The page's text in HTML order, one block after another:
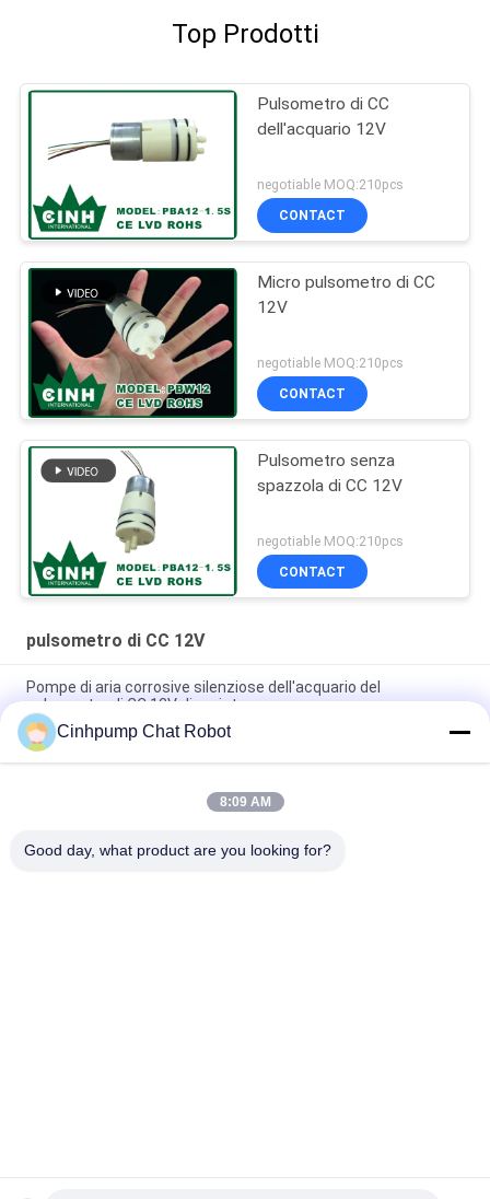
Top Prodotti
Pulsometro di CC
dell'acquario 12V
negotiable MOQ:210pcs
CONTACT
Micro pulsometro di CC
12V
negotiable MOQ:210pcs
CONTACT
Pulsometro senza
spazzola di CC 12V
negotiable MOQ:210pcs
CONTACT
pulsometro di CC 12V
Pompe di aria corrosive silenziose dell'acquario del
pulsometro di CC 12V di resistenza
Micro potere basso della pompa di aria dell'acquario di quiete
del pulsometro di CC 12V
Potere basso dell'acquario/medico 12V CC del pulsometro,
Cinhpump Chat Robot
8:09 AM
Good day, what product are you looking for?